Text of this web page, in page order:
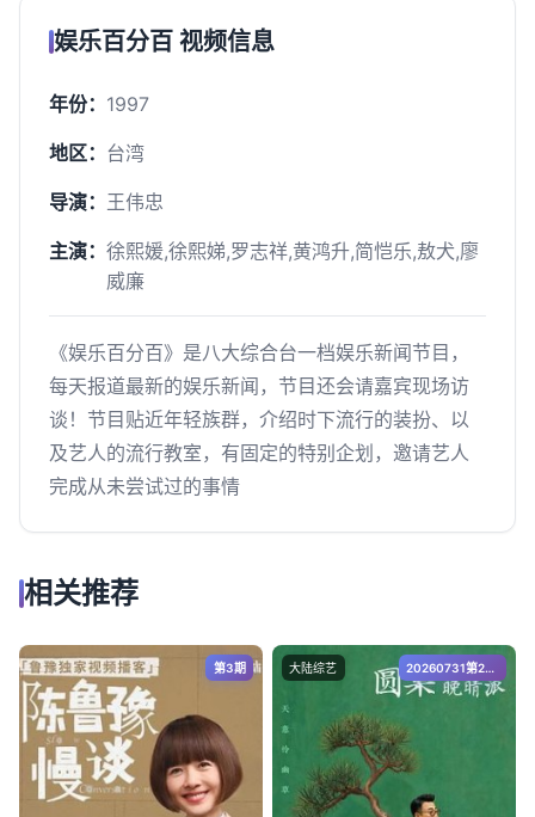
娱乐百分百 视频信息
年份： 1997
地区： 台湾
导演： 王伟忠
主演： 徐熙媛,徐熙娣,罗志祥,黄鸿升,简恺乐,敖犬,廖
威廉
《娱乐百分百》是八大综合台一档娱乐新闻节目，
每天报道最新的娱乐新闻，节目还会请嘉宾现场访
谈！节目贴近年轻族群，介绍时下流行的装扮、以
及艺人的流行教室，有固定的特别企划，邀请艺人
完成从未尝试过的事情
相关推荐
第3期 大陆综艺 20260731第2期下